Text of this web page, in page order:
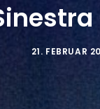
21. FEBRUAR